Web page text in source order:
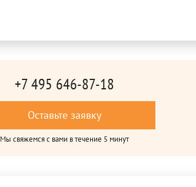
+7 495 646-87-18
Оставьте заявку
Мы свяжемся с вами в течение 5 минут